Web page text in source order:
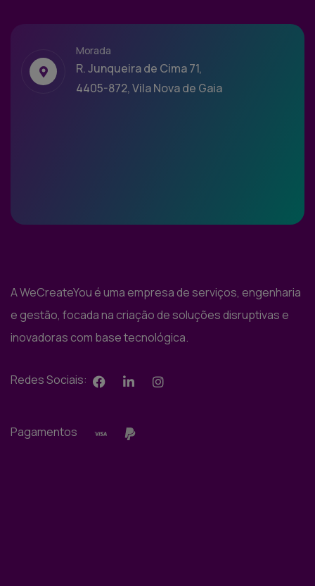
Morada
R. Junqueira de Cima 71,
4405-872, Vila Nova de Gaia
A WeCreateYou é uma empresa de serviços, engenharia
e gestão, focada na criação de soluções disruptivas e
inovadoras com base tecnológica.
Redes Sociais:
Pagamentos